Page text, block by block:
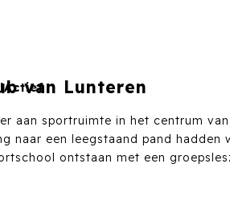
van Lunteren
aan sportruimte in het centrum
naar een leegstaand pand
ontstaan met een